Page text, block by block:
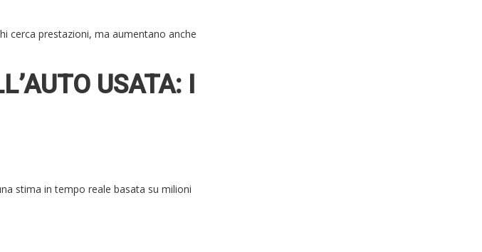
cerca prestazioni, ma aumentano anche
USATA: I
stima in tempo reale basata su milioni